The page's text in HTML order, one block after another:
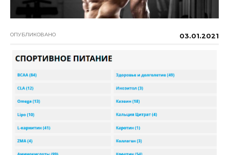
ОПУБЛИКОВАНО 03.01.2021